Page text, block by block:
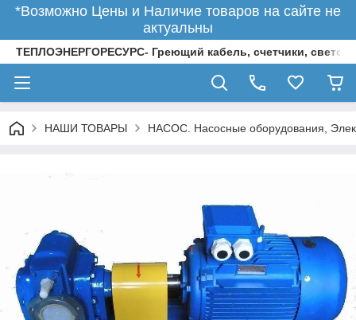
*Возможно Цены и Наличие товаров на сайте не
актуальны
ТЕПЛОЭНЕРГОРЕСУРС- Греющий кабель, счетчики,
НАШИ ТОВАРЫ НАСОС. Насосные оборудования,